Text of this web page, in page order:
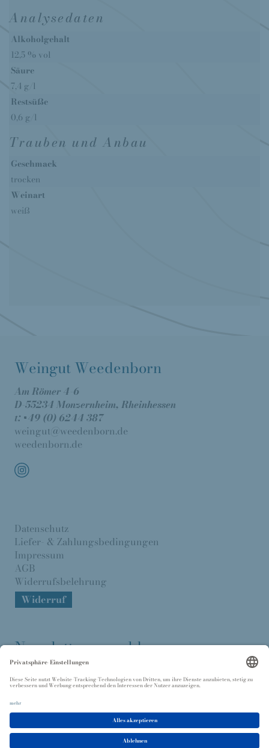
Analysedaten
Alkoholgehalt
12,5 % vol
Säure
7,4 g/l
Restsüße
0,6 g/l
Trauben und Anbau
Geschmack
trocken
Weinart
weiß
Weingut Weedenborn
Am Römer 4-6
D-55234 Monzernheim, Rheinhessen
t: +49 (0) 6244 387
weingut@weedenborn.de
weedenborn.de
Datenschutz
Liefer- & Zahlungsbedingungen
Impressum
AGB
Widerrufsbelehrung
Widerruf
Newsletter anmelden
Senden >
Ich willige in die Verarbeitung meiner Daten gemäß der
Datenschutzerklärung